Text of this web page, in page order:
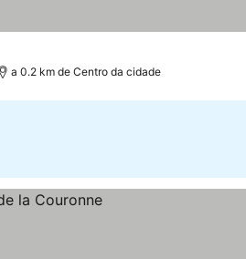
a 0.2 km de Centro da cidade